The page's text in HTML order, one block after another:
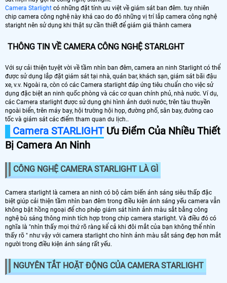
Camera Starlight có những đặt tính ưu việt về giám sát ban đêm. tuy nhiên
chip camera công nghệ này khá cao do đó những vị trí lắp camera công nghệ
staright nên sử dụng khi thật sự cần thiết để giám giá thành camera
THÔNG TIN VỀ CAMERA CÔNG NGHỆ STARLGHT
Với sự cải thiện tuyệt vời về tầm nhìn ban đêm, camera an ninh Starlight có thể
được sử dụng lắp đặt giám sát tại nhà, quán bar, khách sạn, giám sát bãi đậu
xe, v.v. Ngoài ra, còn có các Camera starlight đáp ứng tiêu chuẩn cho việc sử
dụng đặc biệt an ninh quốc phòng và các cơ quan chính phủ, nhà nước. Ví dụ,
các Camera starlight được sử dụng ghi hình ảnh dưới nước, trên tàu thuyền
ngoài biển, trên máy bay, hội trường hội họp, đường phố, sân bay, đường cao
tốc và giám sát các điểm tham quan du lịch..
Camera STARLIGHTƯu Điểm Của Nhiều Thiết
Bị Camera An Ninh
CÔNG NGHỆ CAMERA STARLIGHT LÀ GÌ
Camera starlight là camera an ninh có bộ cảm biến ánh sáng siêu thấp đặc
biệt giúp cải thiện tầm nhìn ban đêm trong điều kiện ánh sáng yếu camera vẫn
không bật hồng ngoại để cho phép giám sát hình ảnh màu sắt bằng công
nghệ bù sáng thông minh tích hợp trong chip camera starlight. Và điều đó có
nghĩa là "nhìn thấy mọi thứ rõ ràng kể cả khi đôi mắt của bạn không thể nhìn
thấy rõ " như vậy với camera starlight cho hình ảnh màu sắt sáng đẹp hơn mắt
người trong điều kiện ánh sáng rất yếu.
NGUYÊN TẮT HOẶT ĐỘNG CỦA CAMERA STARLIGHT